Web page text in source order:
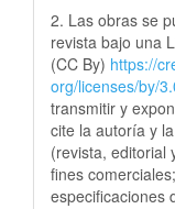
2. Las obras se
revista bajo una
(CC By) https://
org/licenses/by/
transmitir y
cite la autoría y
(revista, editorial
fines
especificaciones